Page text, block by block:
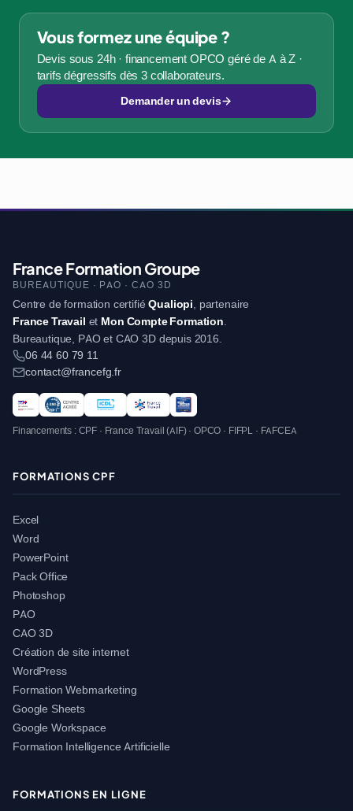
Vous formez une équipe ?
Devis sous 24h · financement OPCO géré de A à Z ·
tarifs dégressifs dès 3 collaborateurs.
Demander un devis
France Formation Groupe
BUREAUTIQUE · PAO · CAO 3D
Centre de formation certifiéQualiopi, partenaire
France Travail et Mon Compte Formation.
Bureautique, PAO et CAO 3D depuis 2016.
06 44 60 79 11
contact@francefg.fr
Financements : CPF · France Travail (AIF) · OPCO · FIFPL · FAFCEA
FORMATIONS CPF
Excel
Word
PowerPoint
Pack Office
Photoshop
PAO
CAO 3D
Création de site internet
WordPress
Formation Webmarketing
Google Sheets
Google Workspace
Formation Intelligence Artificielle
FORMATIONS EN LIGNE